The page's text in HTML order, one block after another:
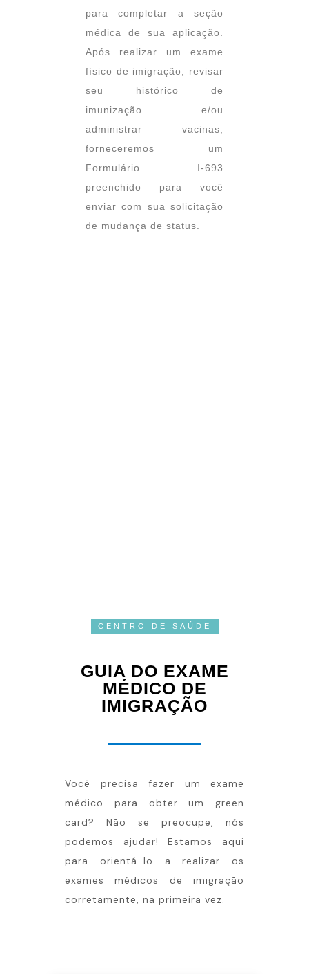
para completar a seção
médica de sua aplicação.
Após realizar um exame
físico de imigração, revisar
seu histórico de
imunização e/ou
administrar vacinas,
forneceremos um
Formulário I-693
preenchido para você
enviar com sua solicitação
de mudança de status.
CENTRO DE SAÚDE
GUIA DO EXAME
MÉDICO DE
IMIGRAÇÃO
Você precisa fazer um exame
médico para obter um green
card? Não se preocupe, nós
podemos ajudar! Estamos aqui
para orientá-lo a realizar os
exames médicos de imigração
corretamente, na primeira vez.